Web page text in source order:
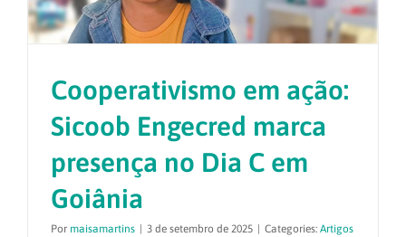
Cooperativismo em ação:
Sicoob Engecred marca
presença no Dia C em
Goiânia
Por maisamartins 3 de setembro de 2025 Categories: Artigos